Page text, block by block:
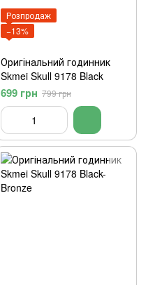
Розпродаж
−13%
Оригінальний годинник
Skmei Skull 9178 Black
699 грн 799 грн